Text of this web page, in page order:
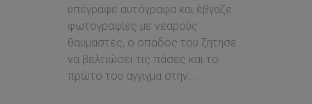
υπέγραφε αυτόγραφα και έβγαζε
φωτογραφίες με νεαρούς
θαυμαστές, ο οπαδός του ζήτησε
να βελτιώσει τις πάσες και το
πρώτο του άγγιγμα στην...